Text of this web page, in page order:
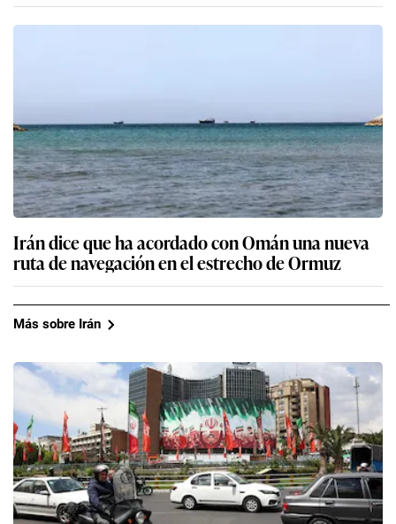
Irán dice que ha acordado con Omán una nueva
ruta de navegación en el estrecho de Ormuz
Más sobre Irán